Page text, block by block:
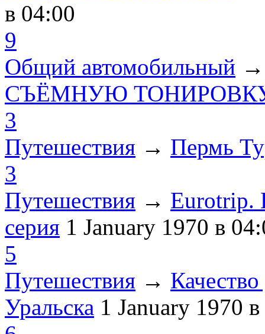
в 04:00
9
Общий автомобильный
СЪЁМНУЮ
3
Путешествия → Пермь
3
Путешествия → Eurotrip.
серия 1 January 1970 в
5
Путешествия →
Уральска 1 January 1970